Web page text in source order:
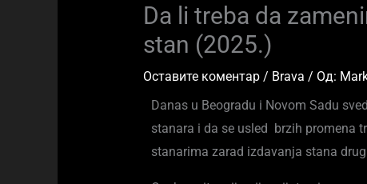
Da li treba da
stan (2025.)
Оставите коментар / Brava / Од:
Danas u Beogradu i Novom Sadu
stanara i da se usled brzih promena
stanarima zarad izdavanja stana